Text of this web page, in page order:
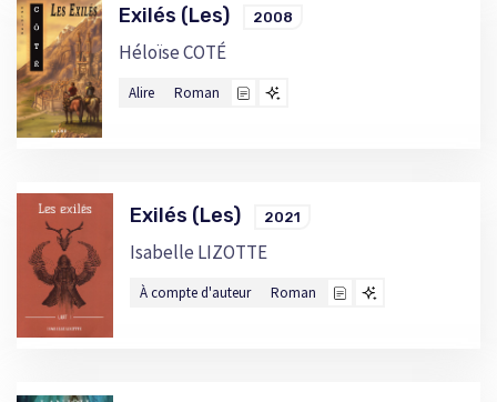
Exilés (Les) 2008
Héloïse COTÉ
Alire Roman
Exilés (Les) 2021
Isabelle LIZOTTE
À compte d'auteur Roman